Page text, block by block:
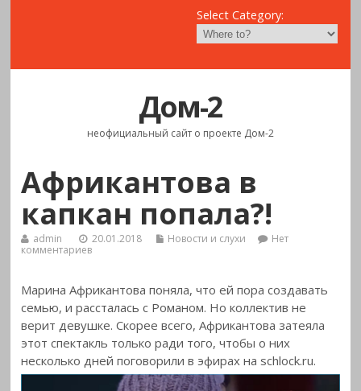
Select Category:
Дом-2
неофициальный сайт о проекте Дом-2
Африкантова в
капкан попала?!
admin 20.01.2018 Новости и слухи
Нет
комментариев
Марина Африкантова поняла, что ей пора создавать
семью, и рассталась с Романом. Но коллектив не
верит девушке. Скорее всего, Африкантовазатеяла
этот спектакль только ради того, чтобы о них
несколько дней поговорили в эфирах на schlock.ru.